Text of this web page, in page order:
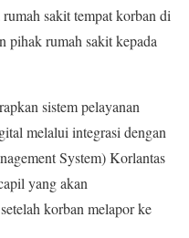
sakit tempat korban di
pihak rumah sakit kepada
sistem pelayanan
melalui integrasi dengan
System) Korlantas
yang akan
korban melapor ke